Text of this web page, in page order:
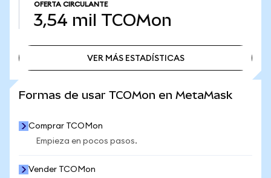
OFERTA CIRCULANTE
3,54 mil TCOMon
VER MÁS ESTADÍSTICAS
Formas de usar TCOMon en MetaMask
Comprar TCOMon
Empieza en pocos pasos.
Vender TCOMon